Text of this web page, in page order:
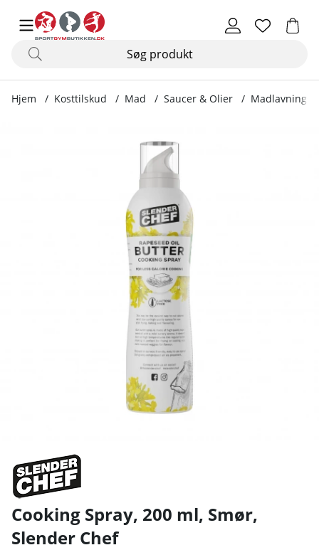
Hjem Kosttilskud Mad Saucer & Olier
Cooking Spray, 200 ml, Smør,
Slender Chef